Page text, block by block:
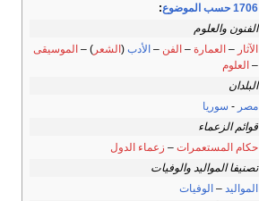
1706 حسب الموضوع
:
الفنون والعلوم
الآثار – العمارة – الفن – الأدب (الشعر ) – الموسيقى
– العلوم
البلدان
مصر - سوريا
قوائم الزعماء
حكام المستعمرات – زعماء الدول
تصنيفا المواليد والوفيات
المواليد – الوفيات